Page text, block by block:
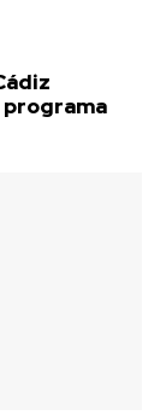
programa